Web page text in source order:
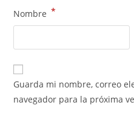
Nombre *
Guarda mi nombre, correo
navegador para la próxima